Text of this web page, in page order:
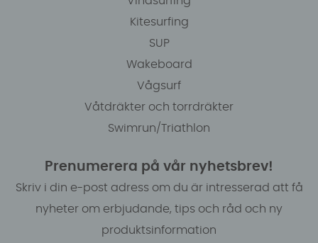
Kitesurfing
SUP
Wakeboard
Vågsurf
Våtdräkter och torrdräkter
Swimrun/Triathlon
Prenumerera på vår nyhetsbrev!
Skriv i din e-post adress om du är intresserad att få
nyheter om erbjudande, tips och råd och ny
produktsinformation